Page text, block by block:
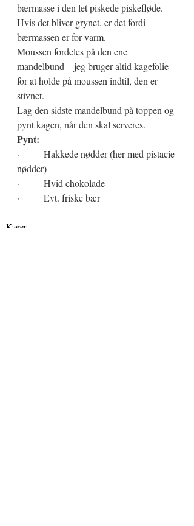
bærmasse i den let piskede piskefløde.
Hvis det bliver grynet, er det fordi
bærmassen er for varm.
Moussen fordeles på den ene
mandelbund – jeg bruger altid kagefolie
for at holde på moussen indtil, den er
stivnet.
Lag den sidste mandelbund på toppen og
pynt kagen, når den skal serveres.
Pynt:
·          Hakkede nødder (her med pistacie
nødder)
·          Hvid chokolade
·          Evt. friske bær
Kager